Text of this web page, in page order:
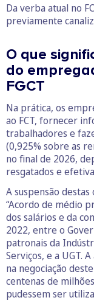
Da verba atual no
previamente
O que
do
FGCT
Na prática, os
ao FCT, fornecer
trabalhadores e
(0,925% sobre as
no final de 2026,
resgatados e
A suspensão
“Acordo de médio
dos salários e da
2022, entre o
patronais da
Serviços, e a UGT.
na negociação
centenas de
pudessem ser